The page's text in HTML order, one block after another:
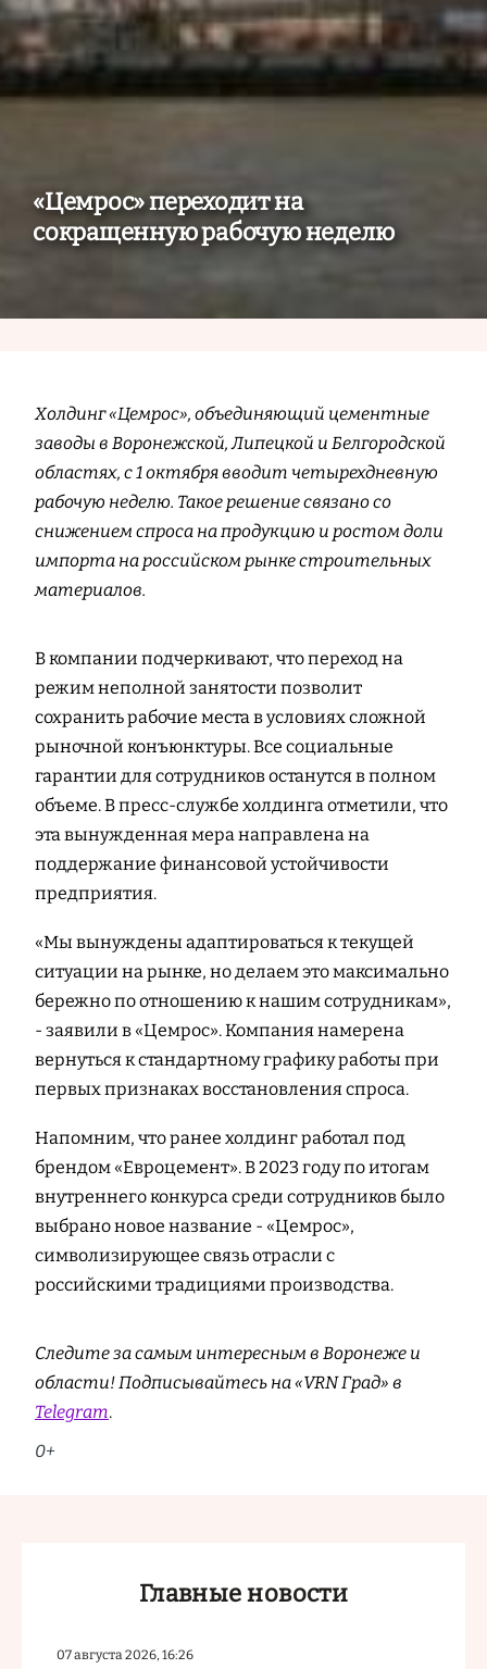
«Цемрос» переходит на
сокращенную рабочую неделю
Холдинг «Цемрос», объединяющий цементные
заводы в Воронежской, Липецкой и Белгородской
областях, с 1 октября вводит четырехдневную
рабочую неделю. Такое решение связано со
снижением спроса на продукцию и ростом доли
импорта на российском рынке строительных
материалов.
В компании подчеркивают, что переход на
режим неполной занятости позволит
сохранить рабочие места в условиях сложной
рыночной конъюнктуры. Все социальные
гарантии для сотрудников останутся в полном
объеме. В пресс-службе холдинга отметили, что
эта вынужденная мера направлена на
поддержание финансовой устойчивости
предприятия.
«Мы вынуждены адаптироваться к текущей
ситуации на рынке, но делаем это максимально
бережно по отношению к нашим сотрудникам»,
- заявили в «Цемрос». Компания намерена
вернуться к стандартному графику работы при
первых признаках восстановления спроса.
Напомним, что ранее холдинг работал под
брендом «Евроцемент». В 2023 году по итогам
внутреннего конкурса среди сотрудников было
выбрано новое название - «Цемрос»,
символизирующее связь отрасли с
российскими традициями производства.
Следите за самым интересным в Воронеже и
области! Подписывайтесь на «VRN Град» в
Telegram.
0+
Главные новости
07 августа 2026, 16:26